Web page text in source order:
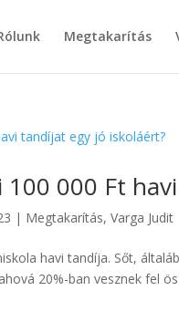
Megtakarítás
000 Ft
| Megtakarítás,Varga Judit
havi tandíja. Sőt,
20%-ban vesznek fel